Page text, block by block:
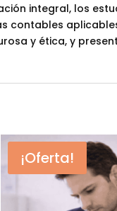
integral, los
contables
y ética, y
¡Oferta!